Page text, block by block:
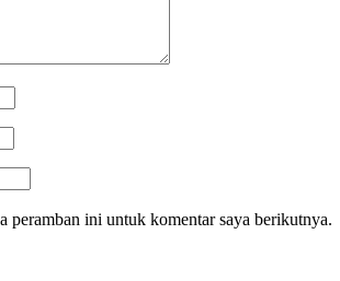
peramban ini untuk komentar saya berikutnya.